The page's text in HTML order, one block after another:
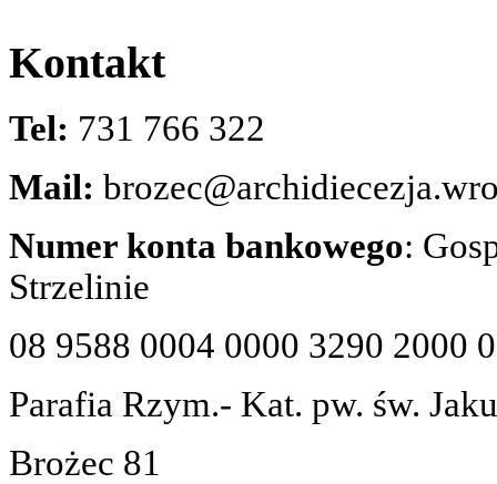
Kontakt
Tel: 731 766 322
Mail:
Numer konta bankowego:
Strzelinie
08 9588 0004 0000 3290 2000
Parafia Rzym.- Kat. pw. św.
Brożec 81